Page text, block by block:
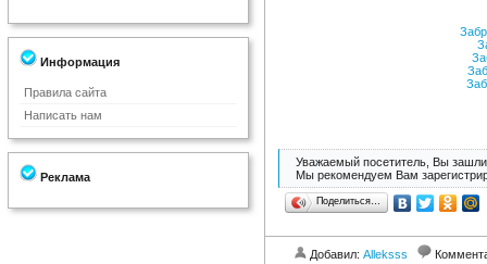
Информация
Правила сайта
Написать нам
Реклама
Уважаемый посетитель, Вы зашли
Мы рекомендуем Вам
Поделиться…
Добавил: Alleksss